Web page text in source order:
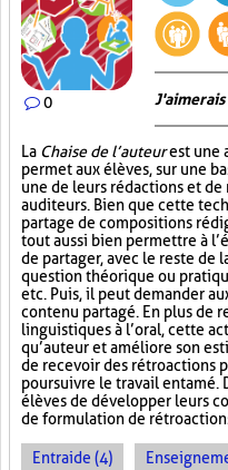
0
La Chaise de l’auteurest une
permet aux élèves, sur une
une de leurs rédactions et
auditeurs. Bien que cette
partage de compositions
tout aussi bien permettre à
de partager, avec le reste de
question théorique ou
etc. Puis, il peut demander
contenu partagé. En plus de
linguistiques à l’oral, cette
qu’auteur et améliore son
de recevoir des rétroactions
poursuivre le travail entamé.
élèves de développer leurs
de formulation de
Entraide (4)